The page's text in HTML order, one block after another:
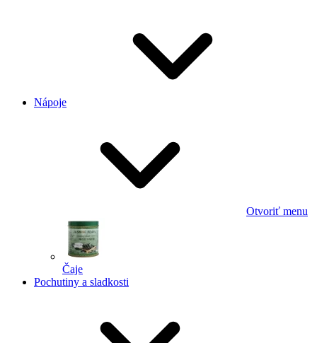
Nápoje
Otvoriť menu
Čaje
Pochutiny a sladkosti